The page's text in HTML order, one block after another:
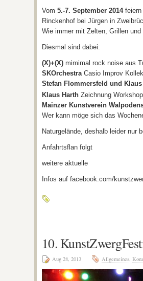
Vom 5.-7. September 2014feiern
Rinckenhof bei Jürgen in
Wie immer mit Zelten, Grillen
Diesmal sind dabei:
(X)+(X) mimimal rock noise aus
SKOrchestra Casio Improv
Stefan Flommersfeld und Klaus
Klaus Harth Zeichnung
Mainzer Kunstverein
Wer kann möge sich das
Naturgelände, deshalb leider nur
Anfahrtsflan folgt
weitere aktuelle
Infos auf facebook.com/
10.
Aug 28, 2013 Allgemeines